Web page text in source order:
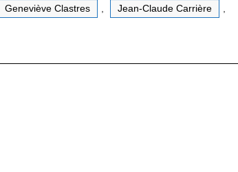
Geneviève Clastres Jean-Claude Carrière